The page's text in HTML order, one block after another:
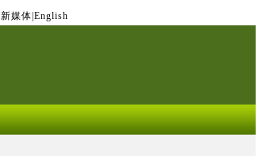
新媒体 English